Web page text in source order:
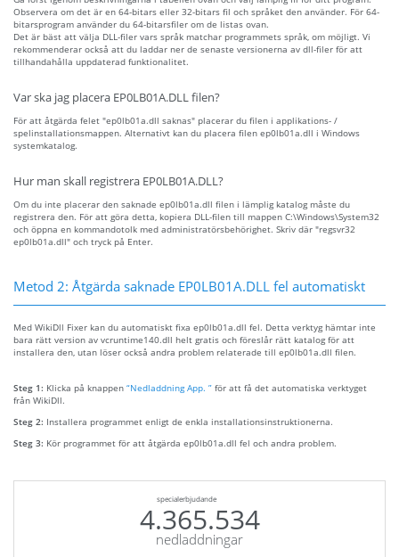
Observera om det är en 64-bitars eller 32-bitars fil och språket den använder. För 64-
bitarsprogram använder du 64-bitarsfiler om de listas ovan.
Det är bäst att välja DLL-filer vars språk matchar programmets språk, om möjligt. Vi
rekommenderar också att du laddar ner de senaste versionerna av dll-filer för att
tillhandahålla uppdaterad funktionalitet.
Var ska jag placera EP0LB01A.DLL filen?
För att åtgärda felet "ep0lb01a.dll saknas" placerar du filen i applikations- /
spelinstallationsmappen. Alternativt kan du placera filen ep0lb01a.dll i Windows
systemkatalog.
Hur man skall registrera EP0LB01A.DLL?
Om du inte placerar den saknade ep0lb01a.dll filen i lämplig katalog måste du
registrera den. För att göra detta, kopiera DLL-filen till mappen C:\Windows\System32
och öppna en kommandotolk med administratörsbehörighet. Skriv där "regsvr32
ep0lb01a.dll" och tryck på Enter.
Metod 2: Åtgärda saknade EP0LB01A.DLL fel automatiskt
Med WikiDll Fixer kan du automatiskt fixa ep0lb01a.dll fel. Detta verktyg hämtar inte
bara rätt version av vcruntime140.dll helt gratis och föreslår rätt katalog för att
installera den, utan löser också andra problem relaterade till ep0lb01a.dll filen.
Steg 1: Klicka på knappen “Nedladdning App. ” för att få det automatiska verktyget
från WikiDll.
Steg 2: Installera programmet enligt de enkla installationsinstruktionerna.
Steg 3: Kör programmet för att åtgärda ep0lb01a.dll fel och andra problem.
specialerbjudande
4.365.534
nedladdningar